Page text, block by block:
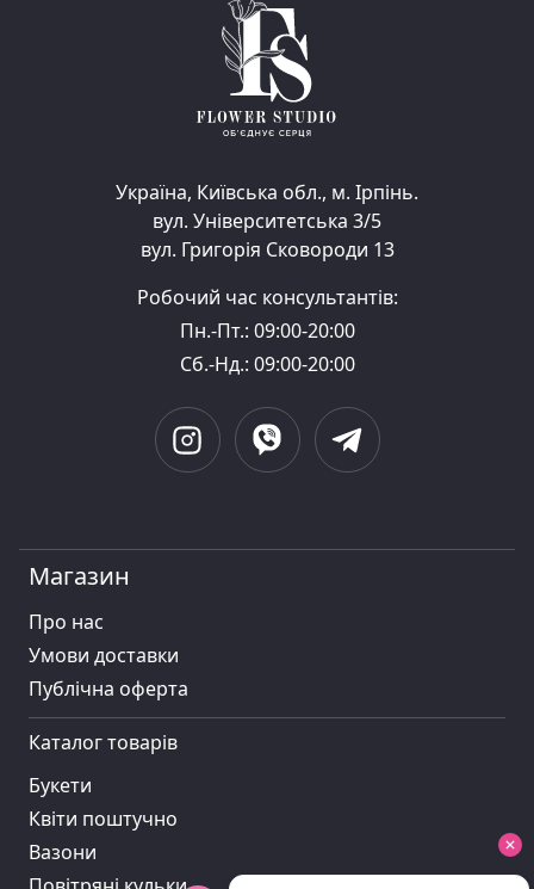
Україна, Київська обл., м. Ірпінь.
вул. Університетська 3/5
вул. Григорія Сковороди 13
Робочий час консультантів:
Пн.-Пт.: 09:00-20:00
Сб.-Нд.: 09:00-20:00
Магазин
Про нас
Умови доставки
Публiчна оферта
Каталог товарів
Букети
Квіти поштучно
Вазони